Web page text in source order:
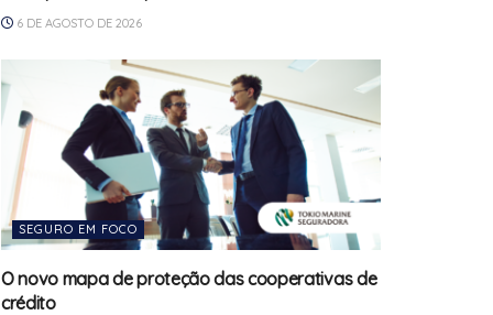
6 DE AGOSTO DE 2026
SEGURO EM FOCO
O novo mapa de proteção das cooperativas de
crédito